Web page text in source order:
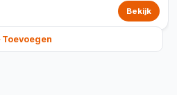
Bekijk
Toevoegen